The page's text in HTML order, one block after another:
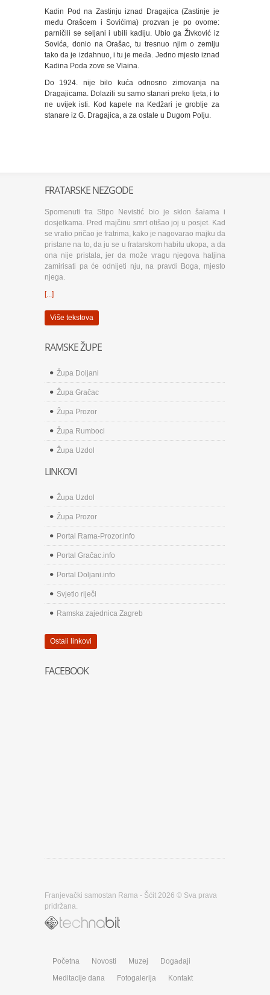
Kadin Pod na Zastinju iznad Dragajica (Zastinje je
među Orašcem i Sovićima) prozvan je po ovome:
parničili se seljani i ubili kadiju. Ubio ga Živković iz
Sovića, donio na Orašac, tu tresnuo njim o zemlju
tako da je izdahnuo, i tu je međa. Jedno mjesto iznad
Kadina Poda zove se Vlaina.
Do 1924. nije bilo kuća odnosno zimovanja na
Dragajicama. Dolazili su samo stanari preko ljeta, i to
ne uvijek isti. Kod kapele na Kedžari je groblje za
stanare iz G. Dragajica, a za ostale u Dugom Polju.
FRATARSKE NEZGODE
Spomenuti fra Stipo Nevistić bio je sklon šalama i
dosjetkama. Pred majčinu smrt otišao joj u posjet. Kad
se vratio pričao je fratrima, kako je nagovarao majku da
pristane na to, da ju se u fratarskom habitu ukopa, a da
ona nije pristala, jer da može vragu njegova haljina
zamirisati pa će odnijeti nju, na pravdi Boga, mjesto
njega.
[...]
Više tekstova
RAMSKE ŽUPE
Župa Doljani
Župa Gračac
Župa Prozor
Župa Rumboci
Župa Uzdol
LINKOVI
Župa Uzdol
Župa Prozor
Portal Rama-Prozor.info
Portal Gračac.info
Portal Doljani.info
Svjetlo riječi
Ramska zajednica Zagreb
Ostali linkovi
FACEBOOK
Franjevački samostan Rama - Šćit 2026 © Sva prava
pridržana.
Početna Novosti Muzej
Događaji
Meditacije dana
Fotogalerija Kontakt